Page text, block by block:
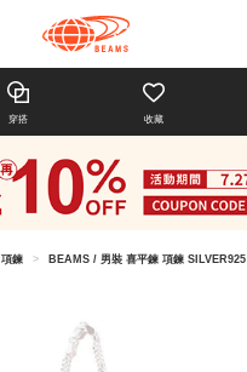
穿搭 收藏
項鍊 > BEAMS / 男裝 喜平鍊 項鍊 SILVER925